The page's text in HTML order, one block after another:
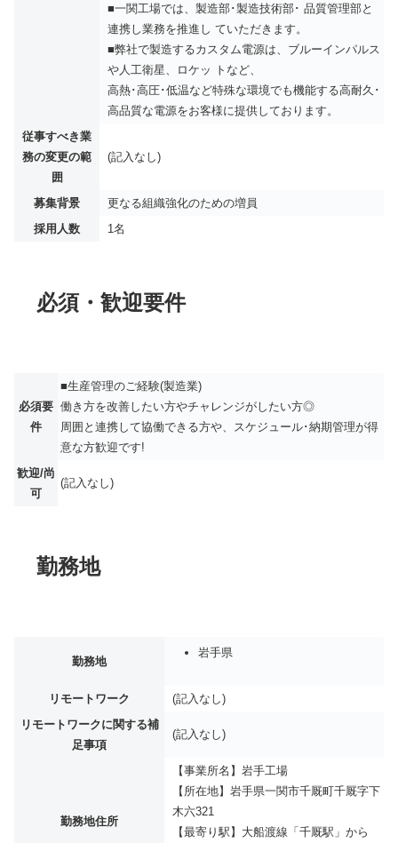
■一関工場では、製造部･製造技術部･ 品質管理部と
連携し業務を推進し ていただきます。
■弊社で製造するカスタム電源は、ブルーインパルス
や人工衛星、ロケッ トなど、
高熱･高圧･低温など特殊な環境でも機能する高耐久･
高品質な電源をお客様に提供しております。
従事すべき業
務の変更の範
囲
(記入なし)
募集背景
更なる組織強化のための増員
採用人数
1名
必須・歓迎要件
必須要
件
■生産管理のご経験(製造業)
働き方を改善したい方やチャレンジがしたい方◎
周囲と連携して協働できる方や、スケジュール･納期管理が得
意な方歓迎です!
歓迎/尚
可
(記入なし)
勤務地
勤務地
岩手県
リモートワーク
(記入なし)
リモートワークに関する補
足事項
(記入なし)
勤務地住所
【事業所名】岩手工場
【所在地】岩手県一関市千厩町千厩字下
木六321
【最寄り駅】大船渡線「千厩駅」から